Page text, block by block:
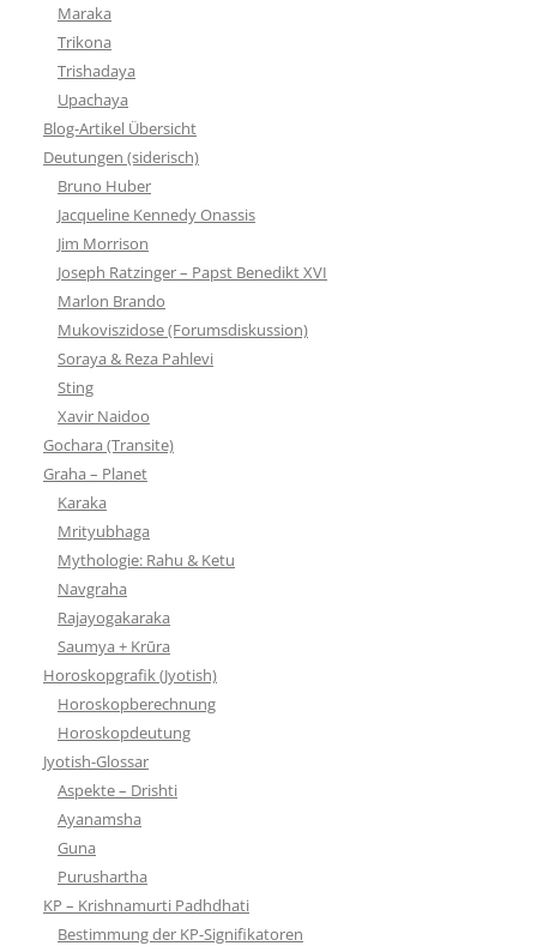
Maraka
Trikona
Trishadaya
Upachaya
Blog-Artikel Übersicht
Deutungen (siderisch)
Bruno Huber
Jacqueline Kennedy Onassis
Jim Morrison
Joseph Ratzinger – Papst Benedikt XVI
Marlon Brando
Mukoviszidose (Forumsdiskussion)
Soraya & Reza Pahlevi
Sting
Xavir Naidoo
Gochara (Transite)
Graha – Planet
Karaka
Mrityubhaga
Mythologie: Rahu & Ketu
Navgraha
Rajayogakaraka
Saumya + Krūra
Horoskopgrafik (Jyotish)
Horoskopberechnung
Horoskopdeutung
Jyotish-Glossar
Aspekte – Drishti
Ayanamsha
Guna
Purushartha
KP – Krishnamurti Padhdhati
Bestimmung der KP-Signifikatoren